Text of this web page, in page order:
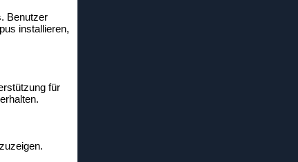
Benutzer
installieren,
für